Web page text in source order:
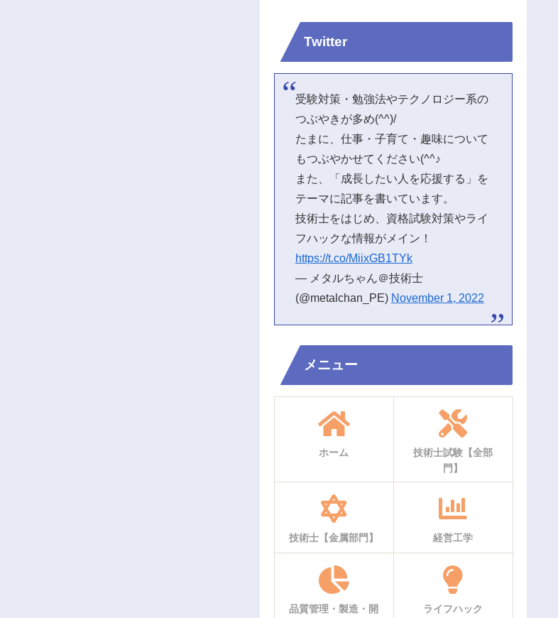
Twitter
受験対策・勉強法やテクノロジー系の
つぶやきが多め(^^)/
たまに、仕事・子育て・趣味について
もつぶやかせてください(^^♪
また、「成長したい人を応援する」を
テーマに記事を書いています。
技術士をはじめ、資格試験対策やライ
フハックな情報がメイン！
https://t.co/MiixGB1TYk
— メタルちゃん＠技術士
(@metalchan_PE) November 1, 2022
メニュー
ホーム
技術士試験【全部
門】
技術士【金属部門】 経営工学
品質管理・製造・開
ライフハック